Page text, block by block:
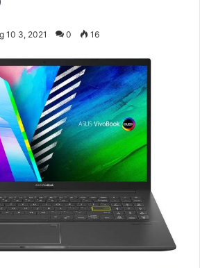
10 3, 2021 0 16